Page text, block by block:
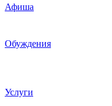
Афиша
Обуждения
Услуги